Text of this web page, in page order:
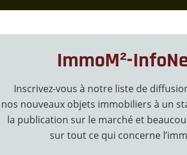
ImmoM²-
Inscrivez-vous à notre liste de
nos nouveaux objets immobiliers à un
la publication sur le marché et
sur tout ce qui concerne